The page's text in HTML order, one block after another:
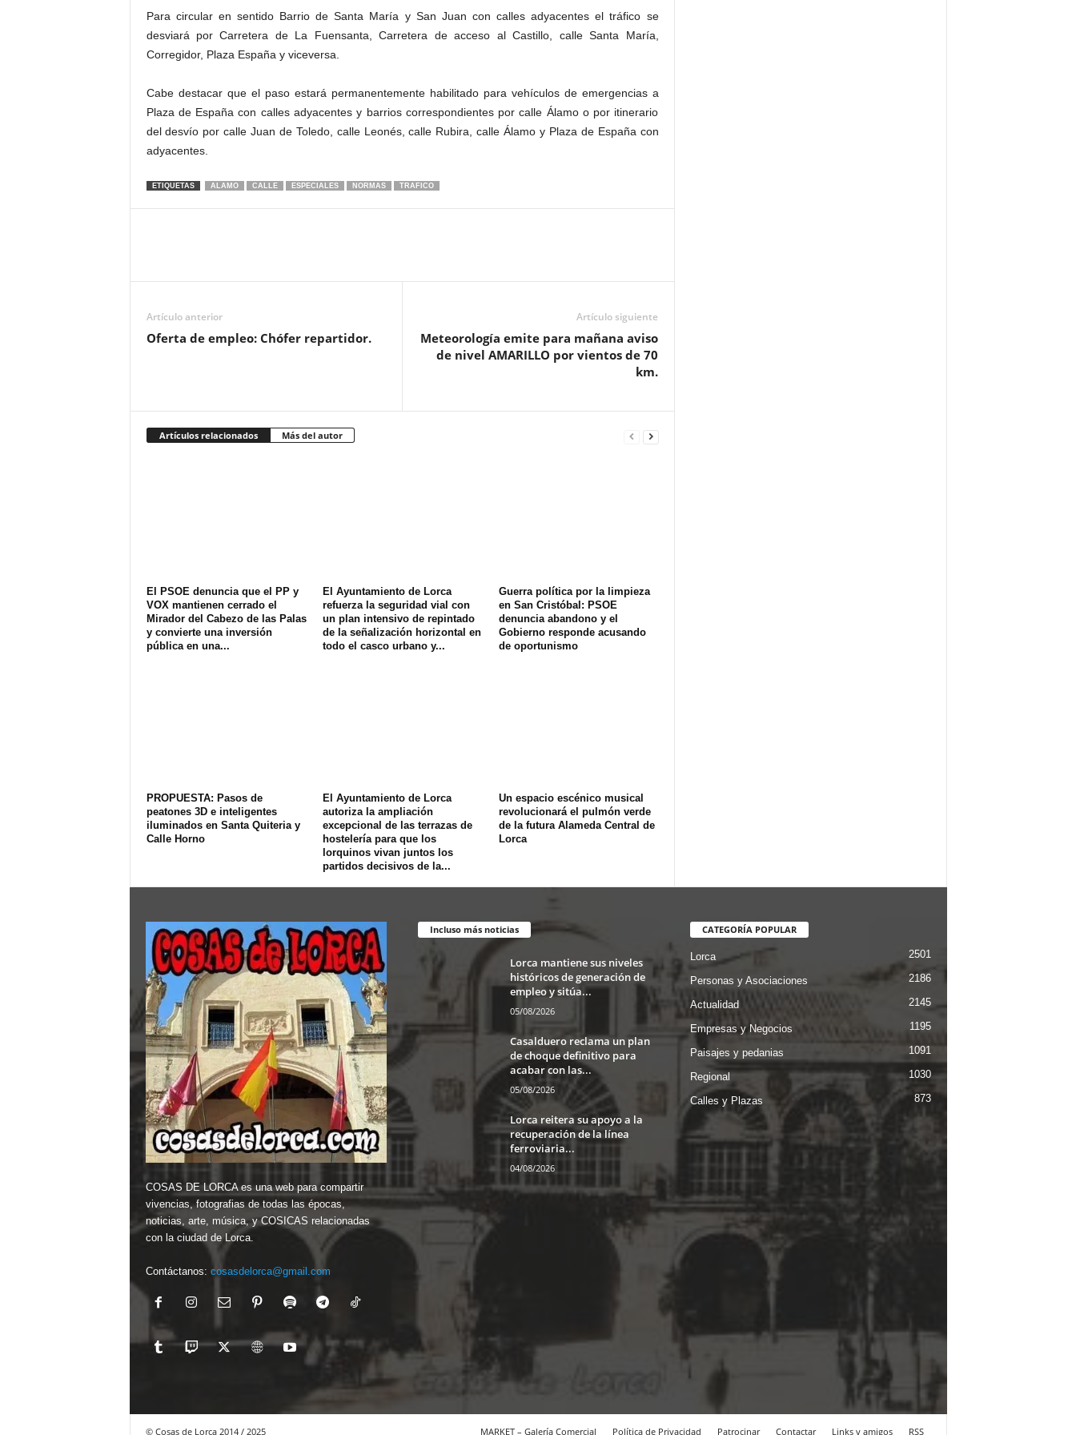
Para circular en sentido Barrio de Santa María y San Juan con calles adyacentes el tráfico se
desviará por Carretera de La Fuensanta, Carretera de acceso al Castillo, calle Santa María,
Corregidor, Plaza España y viceversa.
Cabe destacar que el paso estará permanentemente habilitado para vehículos de emergencias a
Plaza de España con calles adyacentes y barrios correspondientes por calle Álamo o por itinerario
del desvío por calle Juan de Toledo, calle Leonés, calle Rubira, calle Álamo y Plaza de España con
adyacentes.
ETIQUETAS ALAMO CALLE ESPECIALES NORMAS TRAFICO
Artículo anterior
Oferta de empleo: Chófer repartidor.
Artículo siguiente
Meteorología emite para mañana aviso
de nivel AMARILLO por vientos de 70
km.
Artículos relacionados Más del autor
El PSOE denuncia que el PP y
VOX mantienen cerrado el
Mirador del Cabezo de las Palas
y convierte una inversión
pública en una...
El Ayuntamiento de Lorca
refuerza la seguridad vial con
un plan intensivo de repintado
de la señalización horizontal en
todo el casco urbano y...
Guerra política por la limpieza
en San Cristóbal: PSOE
denuncia abandono y el
Gobierno responde acusando
de oportunismo
PROPUESTA: Pasos de
peatones 3D e inteligentes
iluminados en Santa Quiteria y
Calle Horno
El Ayuntamiento de Lorca
autoriza la ampliación
excepcional de las terrazas de
hostelería para que los
lorquinos vivan juntos los
partidos decisivos de la...
Un espacio escénico musical
revolucionará el pulmón verde
de la futura Alameda Central de
Lorca
COSAS DE LORCA es una web para compartir
vivencias, fotografias de todas las épocas,
noticias, arte, música, y COSICAS relacionadas
con la ciudad de Lorca.
Contáctanos: cosasdelorca@gmail.com
Incluso más noticias
Lorca mantiene sus niveles
históricos de generación de
empleo y sitúa...
05/08/2026
Casalduero reclama un plan
de choque definitivo para
acabar con las...
05/08/2026
Lorca reitera su apoyo a la
recuperación de la línea
ferroviaria...
04/08/2026
CATEGORÍA POPULAR
Lorca 2501
Personas y Asociaciones 2186
Actualidad 2145
Empresas y Negocios 1195
Paisajes y pedanias 1091
Regional 1030
Calles y Plazas 873
MARKET – Galería Comercial Política de Privacidad Patrocinar Contactar Links y amigos RSS
© Cosas de Lorca 2014 / 2025